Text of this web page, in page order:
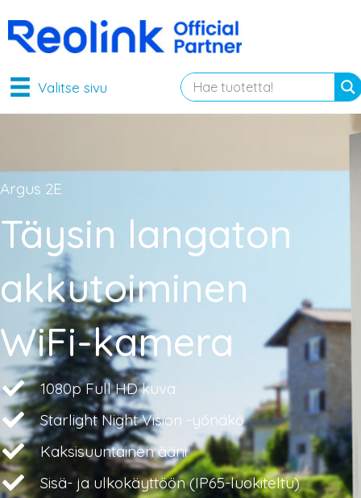
Valitse sivu
Argus 2E
Täysin langaton
akkutoiminen
WiFi-kamera
1080p Full HD kuva
Starlight Night Vision -yönäkö
Kaksisuuntainen ääni
Sisä- ja ulkokäyttöön (IP65-luokiteltu)